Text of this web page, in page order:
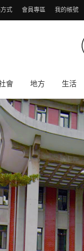
式 會員專區 我的帳號
會 地方 生活